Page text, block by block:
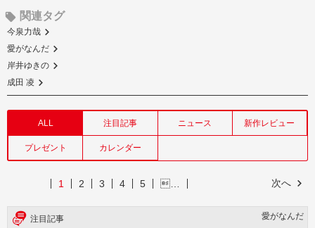
関連タグ
今泉力哉
愛がなんだ
岸井ゆきの
成田 凌
ALL 注目記事 ニュース 新作レビュー
プレゼント カレンダー
次へ
1 2 3 4 5 …
注目記事 愛がなんだ